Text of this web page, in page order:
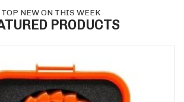
TOP NEW ON THIS WEEK
PRODUCTS